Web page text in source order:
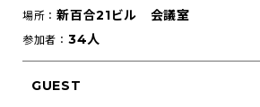
場所：新百合21ビル 会議室
参加者： 34人
GUEST